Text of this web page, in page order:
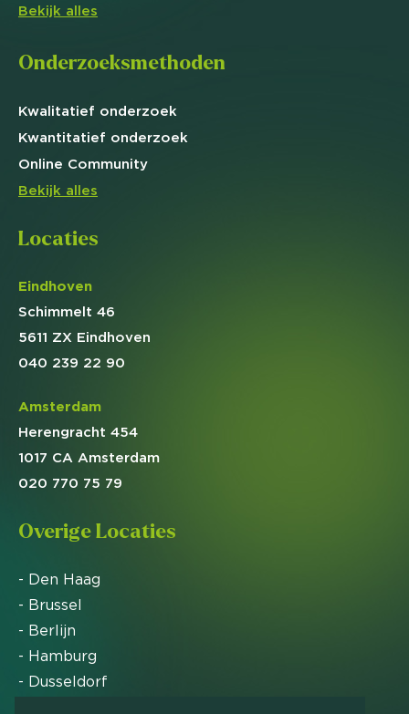
Bekijk alles
Onderzoeksmethoden
Kwalitatief onderzoek
Kwantitatief onderzoek
Online Community
Bekijk alles
Locaties
Eindhoven
Schimmelt 46
5611 ZX Eindhoven
040 239 22 90
Amsterdam
Herengracht 454
1017 CA Amsterdam
020 770 75 79
Overige Locaties
- Den Haag
- Brussel
- Berlijn
- Hamburg
- Dusseldorf